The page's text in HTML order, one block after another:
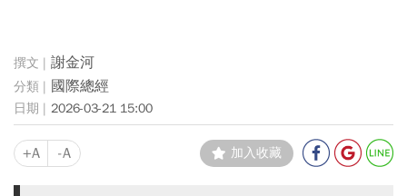
謝金河
國際總經
2026-03-21 15:00
+A -A 加入收藏